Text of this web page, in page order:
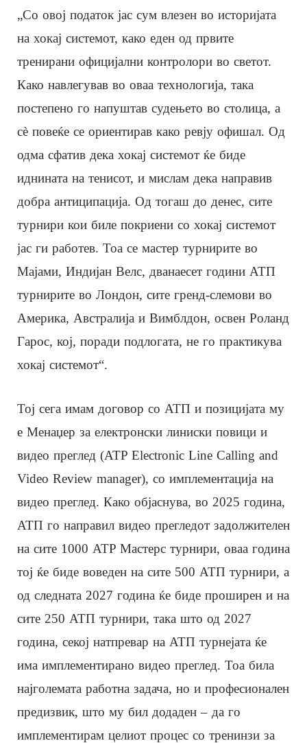
„Со овој податок јас сум влезен во историјата
на хокај системот, како еден од првите
тренирани официјални контролори во светот.
Како навлегував во оваа технологија, така
постепено го напуштав судењето во столица, а
сè повеќе се ориентирав како ревју офишал. Од
одма сфатив дека хокај системот ќе биде
иднината на тенисот, и мислам дека направив
добра антиципација. Од тогаш до денес, сите
турнири кои биле покриени со хокај системот
јас ги работев. Тоа се мастер турнирите во
Мајами, Индијан Велс, дванаесет години АТП
турнирите во Лондон, сите гренд-слемови во
Америка, Австралија и Вимблдон, освен Роланд
Гарос, кој, поради подлогата, не го практикува
хокај системот“.
Тој сега имам договор со АТП и позицијата му
е Менаџер за електронски линиски повици и
видео преглед (ATP Electronic Line Calling and
Video Review manager), со имплементација на
видео преглед. Како објаснува, во 2025 година,
ATП го направил видео прегледот задолжителен
на сите 1000 ATP Мастерс турнири, оваа година
тој ќе биде воведен на сите 500 ATП турнири, а
од следната 2027 година ќе биде проширен и на
сите 250 ATП турнири, така што од 2027
година, секој натпревар на ATП турнејата ќе
има имплементирано видео преглед. Тоа била
најголемата работна задача, но и професионален
предизвик, што му бил додаден – да го
имплементирам целиот процес со тренинзи за